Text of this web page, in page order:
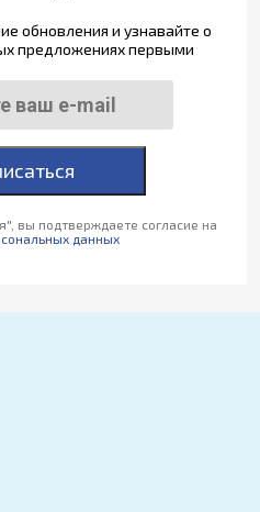
обновления и узнавайте о
предложениях первыми
вы подтверждаете согласие на
данных